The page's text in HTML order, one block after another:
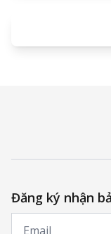
Đăng ký nhận